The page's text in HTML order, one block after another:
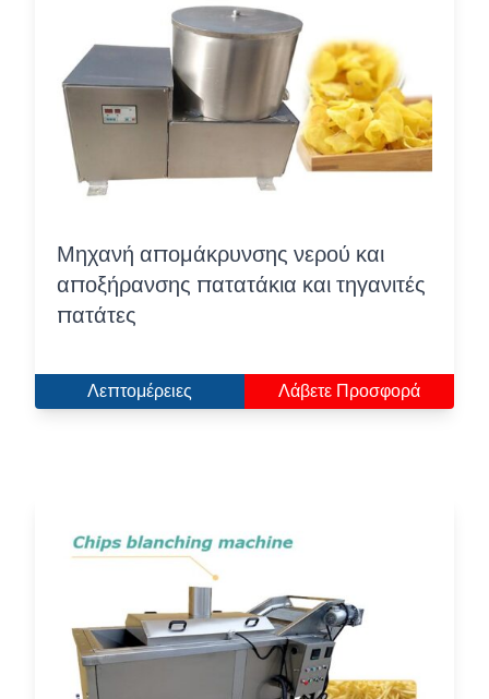
Μηχανή απομάκρυνσης νερού και
αποξήρανσης πατατάκια και τηγανιτές
πατάτες
Λεπτομέρειες Λάβετε Προσφορά